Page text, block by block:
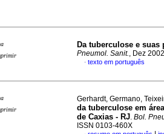
Da tuberculose e
Pneumol. Sanit., Dez
· texto em português
Gerhardt, Germano,
da tuberculose em
de Caxias - RJ. Bol.
ISSN 0103-460X